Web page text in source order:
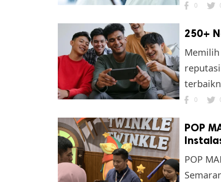
0
250+
0
POP
POP